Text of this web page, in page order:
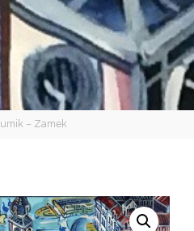
– Zamek